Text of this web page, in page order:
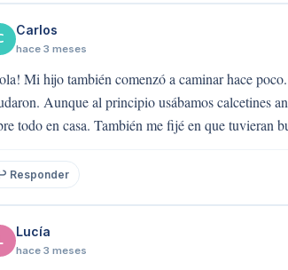
Carlos
hace 3 meses
Mi hijo también comenzó a caminar hace
Aunque al principio usábamos calcetines
todo en casa. También me fijé en que tuvieran
Responder
Lucía
hace 3 meses